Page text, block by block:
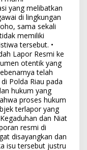
yang melibatkan
di lingkungan
sama sekali
memiliki
tersebut. •
Lapor Resmi ke
otentik yang
telah
Polda Riau pada
hukum yang
proses hukum
terlapor yang
dan Niat
resmi di
disayangkan dan
isu tersebut justru